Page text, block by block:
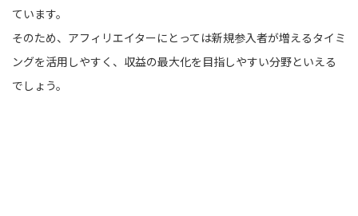
ています。
そのため、アフィリエイターにとっては新規参入者が増えるタイミ
ングを活用しやすく、収益の最大化を目指しやすい分野といえる
でしょう。